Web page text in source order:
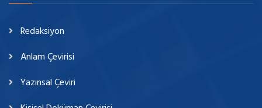
Redaksiyon
Anlam Çevirisi
Yazınsal Çeviri